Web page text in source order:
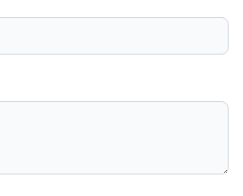
так и для
с большими объёмами
и мощный
универсальным решением
на Android.